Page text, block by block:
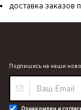
доставка заказов
Подпишись на наши
Ознакомлен и